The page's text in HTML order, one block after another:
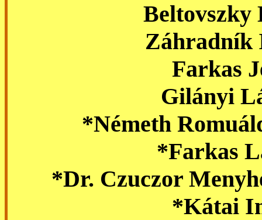
Beltovszky
Záhradník
Farkas
Gilányi
*Németh
*Farkas
*Dr. Czuczor
*Kátai